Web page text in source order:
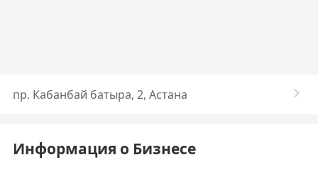
пр. Кабанбай батыра, 2, Астана
Информация о Бизнесе